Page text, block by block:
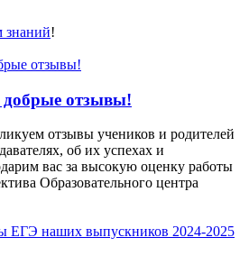
знаний!
добрые отзывы!
отзывы учеников и родителей
об их успехах и
вас за высокую оценку работы
Образовательного центра